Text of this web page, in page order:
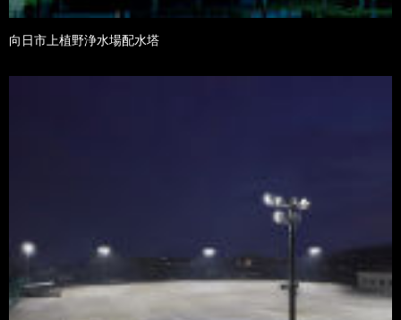
向日市上植野浄水場配水塔